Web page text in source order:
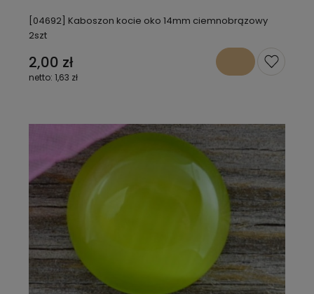
[04692] Kaboszon kocie oko 14mm ciemnobrązowy
2szt
2,00 zł
1,63 zł